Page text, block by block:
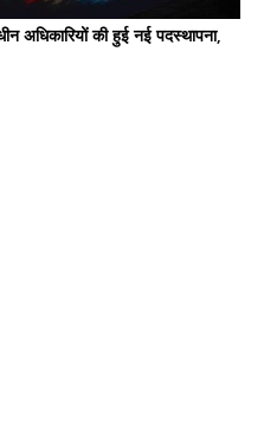
अधिकारियों की हुई नई पदस्थापना,